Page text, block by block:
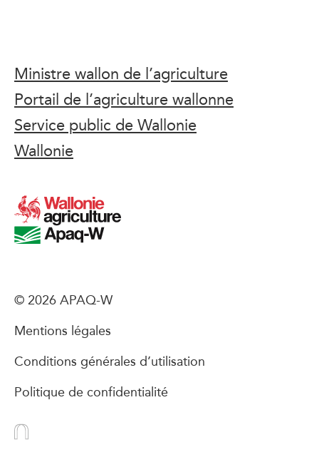
Ministre wallon de l’agriculture
Portail de l’agriculture wallonne
Service public de Wallonie
Wallonie
© 2026 APAQ-W
Mentions légales
Conditions générales d’utilisation
Politique de confidentialité